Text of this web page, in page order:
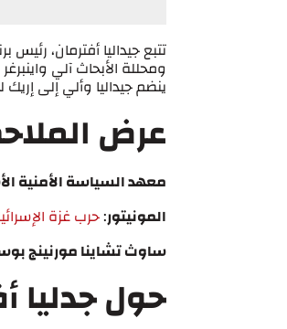
تتبع جيداليا أفترمان،
ومحللة الأبحاث آلي
ينضم جيداليا وألي إلى
عرض
معهد السياسة الأمنية
المونيتور:حرب غزة
ساوث تشاينا مورنينج
حول جدليا